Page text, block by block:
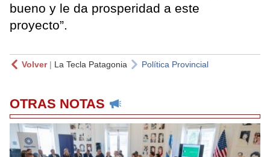
bueno y le da prosperidad a este
proyecto”.
Volver| La Tecla Patagonia Política Provincial
OTRAS NOTAS